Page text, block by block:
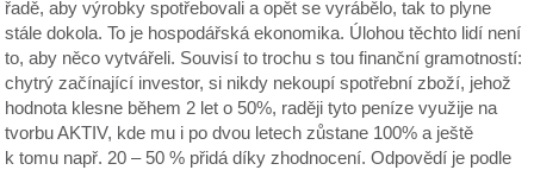
řadě, aby výrobky spotřebovali a opět se vyrábělo, tak to plyne
stále dokola. To je hospodářská ekonomika. Úlohou těchto lidí není
to, aby něco vytvářeli. Souvisí to trochu s tou finanční gramotností:
chytrý začínající investor, si nikdy nekoupí spotřební zboží, jehož
hodnota klesne během 2 let o 50%, raději tyto peníze využije na
tvorbu AKTIV, kde mu i po dvou letech zůstane 100% a ještě
k tomu např. 20 – 50 % přidá díky zhodnocení. Odpovědí je podle